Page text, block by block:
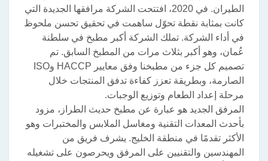
الطيران. في 2020، افتتحت الشركة مرافقها الجديدة التي
كانت بمثابة نقطة تحوّل ساهمت في تحقيق تحسن ملحوظ
في أداء الشركة. تملك الشركة أكبر مطبخ في سلطنة
عُمان، وهو أكبر بثلاث مرات من المطبخ السابق. تم
تصميم كل جزء من مطبخنا وفق معايير HACCP وISO
الصارمة، وبطريقة تعزز كفاءة تدفق المنتجات خلال
مرحلة إعداد الطعام وتوزيع الوجبات.
المرفق الجديد هو عبارة عن مطبخ حديث الطراز، مزود
بأحدث المعدات التقنية ومغاسل الملابس والمختبرات وهو
الأكثر تقدمًا في منطقة الخليج. يشرف فريق من
المهندسين والتقنيين على المرفق ويحرصون على تشغيله